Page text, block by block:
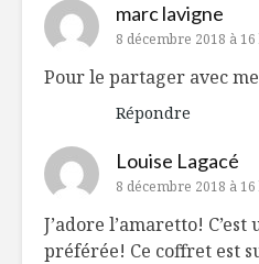
marc lavigne
8 décembre 2018 à
Pour le partager avec
Répondre
Louise Lagacé
8 décembre 2018 à
J’adore l’amaretto! C’est
préférée! Ce coffret est